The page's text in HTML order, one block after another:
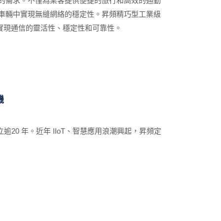
輛中實現無縫網絡的穩定性。昇頻精巧型工業級
通信的靈活性、穩定性和可靠性。
20 年。近年 IIoT、智慧應用浪潮興起，昇頻定